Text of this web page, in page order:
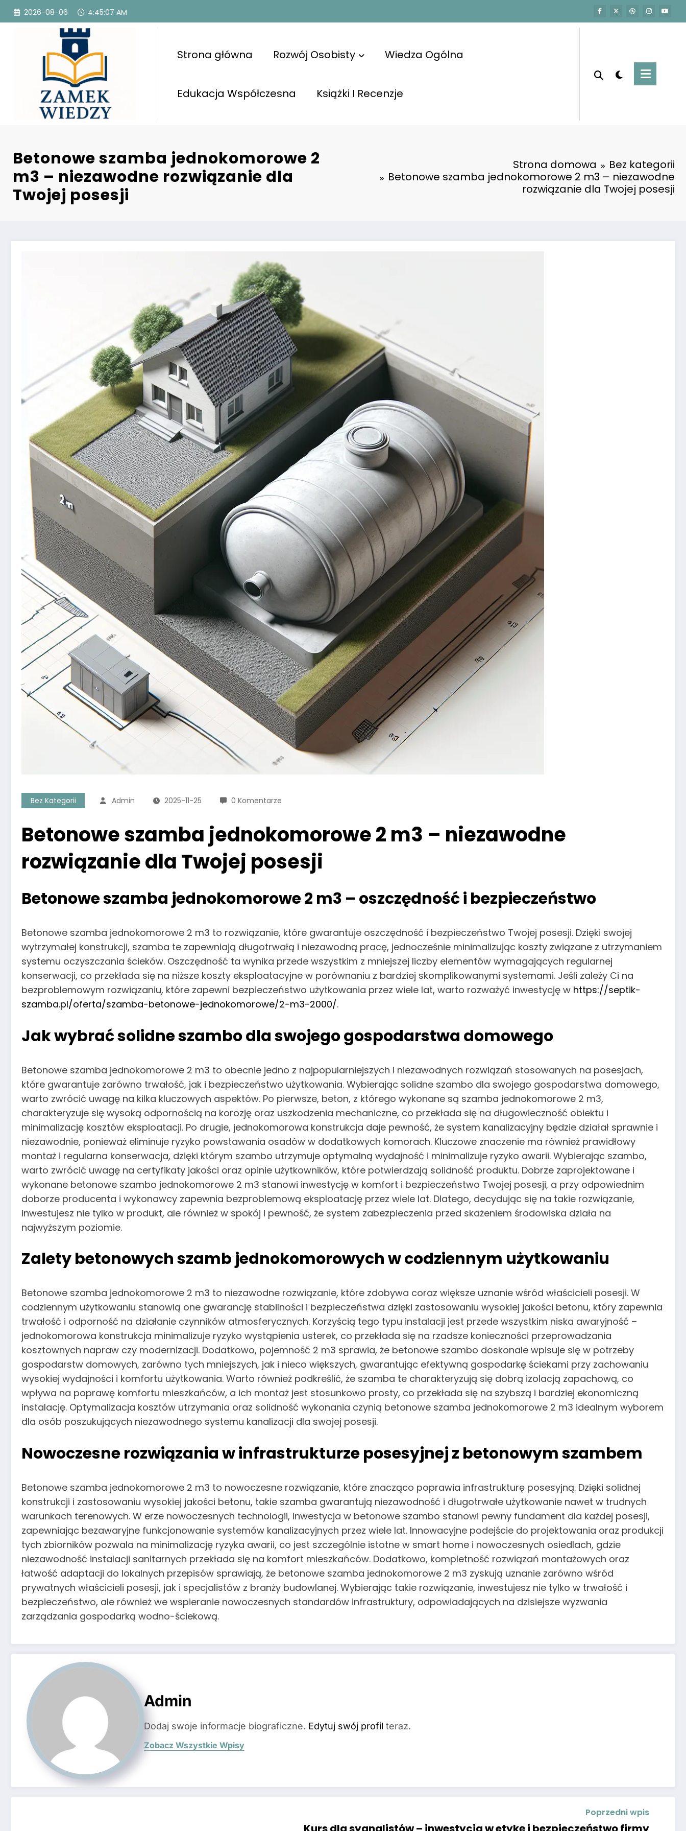
Przejdź
2026-08-06 4:45:08 AM
Strona główna Rozwój Osobisty Wiedza Ogólna
Edukacja Współczesna Książki I Recenzje
Betonowe szamba jednokomorowe 2
m3 – niezawodne rozwiązanie dla
Twojej posesji
Strona domowa
Bez kategorii
Betonowe szamba jednokomorowe 2 m3 – niezawodne
rozwiązanie dla Twojej posesji
Bez Kategorii Admin 2025-11-25 0 Komentarze
Betonowe szamba jednokomorowe 2 m3 – niezawodne
rozwiązanie dla Twojej posesji
Betonowe szamba jednokomorowe 2 m3 – oszczędność i bezpieczeństwo
Betonowe szamba jednokomorowe 2 m3 to rozwiązanie, które gwarantuje oszczędność i bezpieczeństwo Twojej posesji. Dzięki swojej
wytrzymałej konstrukcji, szamba te zapewniają długotrwałą i niezawodną pracę, jednocześnie minimalizując koszty związane z utrzymaniem
systemu oczyszczania ścieków. Oszczędność ta wynika przede wszystkim z mniejszej liczby elementów wymagających regularnej
konserwacji, co przekłada się na niższe koszty eksploatacyjne w porównaniu z bardziej skomplikowanymi systemami. Jeśli zależy Ci na
bezproblemowym rozwiązaniu, które zapewni bezpieczeństwo użytkowania przez wiele lat, warto rozważyć inwestycję w https://septik-
szamba.pl/oferta/szamba-betonowe-jednokomorowe/2-m3-2000/.
Jak wybrać solidne szambo dla swojego gospodarstwa domowego
Betonowe szamba jednokomorowe 2 m3 to obecnie jedno z najpopularniejszych i niezawodnych rozwiązań stosowanych na posesjach,
które gwarantuje zarówno trwałość, jak i bezpieczeństwo użytkowania. Wybierając solidne szambo dla swojego gospodarstwa domowego,
warto zwrócić uwagę na kilka kluczowych aspektów. Po pierwsze, beton, z którego wykonane są szamba jednokomorowe 2 m3,
charakteryzuje się wysoką odpornością na korozję oraz uszkodzenia mechaniczne, co przekłada się na długowieczność obiektu i
minimalizację kosztów eksploatacji. Po drugie, jednokomorowa konstrukcja daje pewność, że system kanalizacyjny będzie działał sprawnie i
niezawodnie, ponieważ eliminuje ryzyko powstawania osadów w dodatkowych komorach. Kluczowe znaczenie ma również prawidłowy
montaż i regularna konserwacja, dzięki którym szambo utrzymuje optymalną wydajność i minimalizuje ryzyko awarii. Wybierając szambo,
warto zwrócić uwagę na certyfikaty jakości oraz opinie użytkowników, które potwierdzają solidność produktu. Dobrze zaprojektowane i
wykonane betonowe szambo jednokomorowe 2 m3 stanowi inwestycję w komfort i bezpieczeństwo Twojej posesji, a przy odpowiednim
doborze producenta i wykonawcy zapewnia bezproblemową eksploatację przez wiele lat. Dlatego, decydując się na takie rozwiązanie,
inwestujesz nie tylko w produkt, ale również w spokój i pewność, że system zabezpieczenia przed skażeniem środowiska działa na
najwyższym poziomie.
Zalety betonowych szamb jednokomorowych w codziennym użytkowaniu
Betonowe szamba jednokomorowe 2 m3 to niezawodne rozwiązanie, które zdobywa coraz większe uznanie wśród właścicieli posesji. W
codziennym użytkowaniu stanowią one gwarancję stabilności i bezpieczeństwa dzięki zastosowaniu wysokiej jakości betonu, który zapewnia
trwałość i odporność na działanie czynników atmosferycznych. Korzyścią tego typu instalacji jest przede wszystkim niska awaryjność –
jednokomorowa konstrukcja minimalizuje ryzyko wystąpienia usterek, co przekłada się na rzadsze konieczności przeprowadzania
kosztownych napraw czy modernizacji. Dodatkowo, pojemność 2 m3 sprawia, że betonowe szambo doskonale wpisuje się w potrzeby
gospodarstw domowych, zarówno tych mniejszych, jak i nieco większych, gwarantując efektywną gospodarkę ściekami przy zachowaniu
wysokiej wydajności i komfortu użytkowania. Warto również podkreślić, że szamba te charakteryzują się dobrą izolacją zapachową, co
wpływa na poprawę komfortu mieszkańców, a ich montaż jest stosunkowo prosty, co przekłada się na szybszą i bardziej ekonomiczną
instalację. Optymalizacja kosztów utrzymania oraz solidność wykonania czynią betonowe szamba jednokomorowe 2 m3 idealnym wyborem
dla osób poszukujących niezawodnego systemu kanalizacji dla swojej posesji.
Nowoczesne rozwiązania w infrastrukturze posesyjnej z betonowym szambem
Betonowe szamba jednokomorowe 2 m3 to nowoczesne rozwiązanie, które znacząco poprawia infrastrukturę posesyjną. Dzięki solidnej
konstrukcji i zastosowaniu wysokiej jakości betonu, takie szamba gwarantują niezawodność i długotrwałe użytkowanie nawet w trudnych
warunkach terenowych. W erze nowoczesnych technologii, inwestycja w betonowe szambo stanowi pewny fundament dla każdej posesji,
zapewniając bezawaryjne funkcjonowanie systemów kanalizacyjnych przez wiele lat. Innowacyjne podejście do projektowania oraz produkcji
tych zbiorników pozwala na minimalizację ryzyka awarii, co jest szczególnie istotne w smart home i nowoczesnych osiedlach, gdzie
niezawodność instalacji sanitarnych przekłada się na komfort mieszkańców. Dodatkowo, kompletność rozwiązań montażowych oraz
łatwość adaptacji do lokalnych przepisów sprawiają, że betonowe szamba jednokomorowe 2 m3 zyskują uznanie zarówno wśród
prywatnych właścicieli posesji, jak i specjalistów z branży budowlanej. Wybierając takie rozwiązanie, inwestujesz nie tylko w trwałość i
bezpieczeństwo, ale również we wspieranie nowoczesnych standardów infrastruktury, odpowiadających na dzisiejsze wyzwania
zarządzania gospodarką wodno-ściekową.
Admin
Dodaj swoje informacje biograficzne. Edytuj swój profil teraz.
Zobacz Wszystkie Wpisy
Poprzedni wpis